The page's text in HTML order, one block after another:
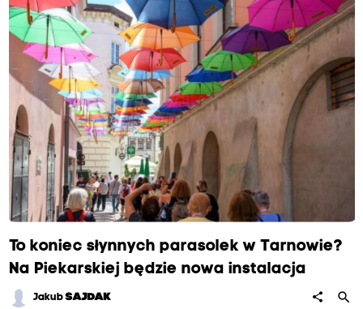
To koniec słynnych parasolek w Tarnowie?
Na Piekarskiej będzie nowa instalacja
JakubSAJDAK share search